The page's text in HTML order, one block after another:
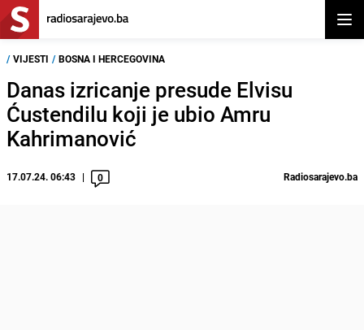
/ VIJESTI / BOSNA I HERCEGOVINA
Danas izricanje presude Elvisu
Ćustendilu koji je ubio Amru
Kahrimanović
17.07.24. 06:43 0 Radiosarajevo.ba